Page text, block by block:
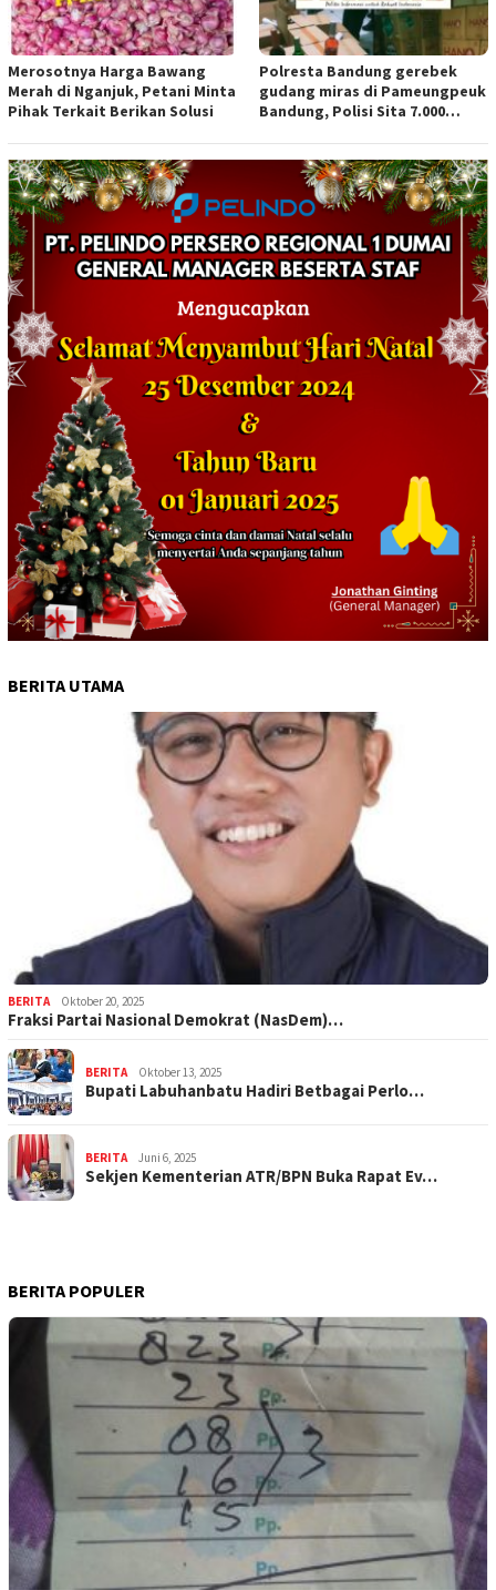
Merosotnya Harga Bawang
Merah di Nganjuk, Petani Minta
Pihak Terkait Berikan Solusi
Polresta Bandung gerebek
gudang miras di Pameungpeuk
Bandung, Polisi Sita 7.000
BERITA UTAMA
BERITA Oktober 20, 2025
Fraksi Partai Nasional Demokrat (NasDem)…
BERITA Oktober 13, 2025
Bupati Labuhanbatu Hadiri Betbagai Perlo…
BERITA Juni 6, 2025
Sekjen Kementerian ATR/BPN Buka Rapat Ev…
BERITA POPULER